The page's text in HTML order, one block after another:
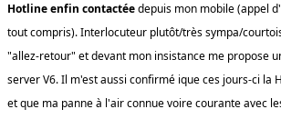
Hotline enfin contactéedepuis mon mobile (appel
tout compris). Interlocuteur plutôt/très sympa/
"allez-retour" et devant mon insistance me propose
server V6. Il m'est aussi confirmé ique ces jours-ci la
et que ma panne à l'air connue voire courante avec